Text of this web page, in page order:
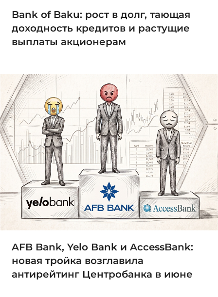
Bank of Baku: рост в долг, тающая
доходность кредитов и растущие
выплаты акционерам
AFB Bank, Yelo Bank и AccessBank:
новая тройка возглавила
антирейтинг Центробанка в июне